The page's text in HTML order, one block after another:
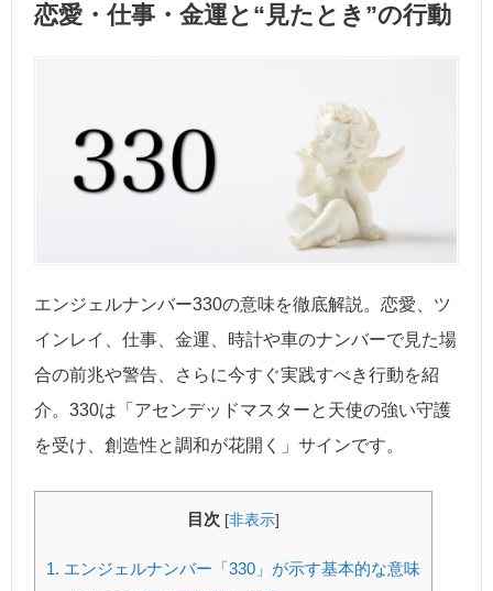
恋愛・仕事・金運と“見たとき”の行動
エンジェルナンバー330の意味を徹底解説。恋愛、ツ
インレイ、仕事、金運、時計や車のナンバーで見た場
合の前兆や警告、さらに今すぐ実践すべき行動を紹
介。330は「アセンデッドマスターと天使の強い守護
を受け、創造性と調和が花開く」サインです。
目次 [非表示]
1. エンジェルナンバー「330」が示す基本的な意味